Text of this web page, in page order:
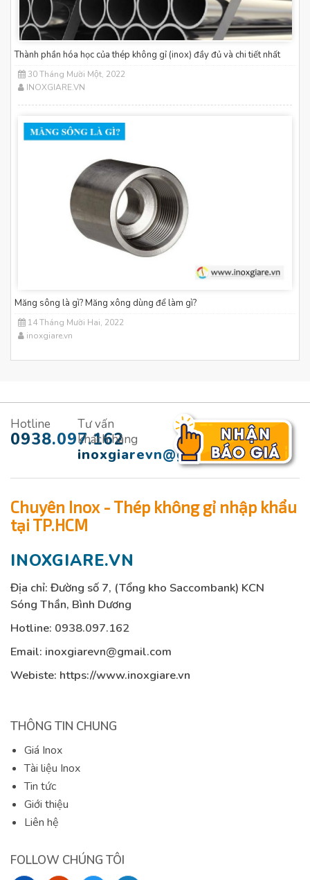
Thành phần hóa học của thép không gỉ (inox) đầy đủ và chi tiết nhất
30 Tháng Mười Một, 2022
INOXGIARE.VN
Măng sông là gì? Măng xông dùng để làm gì?
14 Tháng Mười Hai, 2022
inoxgiare.vn
Hotline
0938.097.162
Tư vấn
khách hàng
inoxgiarevn@gmail.com
Chuyên Inox - Thép không gỉ nhập khẩu
tại TP.HCM
INOXGIARE.VN
Địa chỉ: Đường số 7, (Tổng kho Saccombank) KCN
Sóng Thần, Bình Dương
Hotline: 0938.097.162
Email: inoxgiarevn@gmail.com
Webiste: https://www.inoxgiare.vn
THÔNG TIN CHUNG
Giá Inox
Tài liệu Inox
Tin tức
Giới thiệu
Liên hệ
FOLLOW CHÚNG TÔI